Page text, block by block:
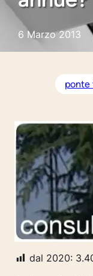
6 Marzo 2013
ponte
dal 2020: